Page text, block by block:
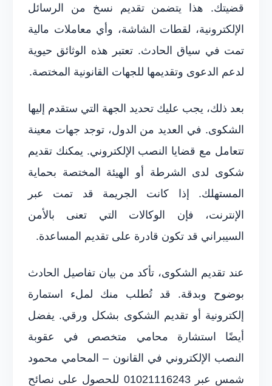
قضيتك. هذا يتضمن تقديم نسخ من الرسائل
الإلكترونية، لقطات الشاشة، وأي معاملات مالية
تمت في سياق الحادث. تعتبر هذه الوثائق حيوية
لدعم الدعوى وتقديمها للجهات القانونية المختصة.
بعد ذلك، يجب عليك تحديد الجهة التي ستقدم إليها
الشكوى. في العديد من الدول، توجد جهات معينة
تتعامل مع قضايا النصب الإلكتروني. يمكنك تقديم
شكوى لدى الشرطة أو الهيئة المختصة بحماية
المستهلك. إذا كانت الجريمة قد تمت عبر
الإنترنت، فإن الوكالات التي تعنى بالأمن
السيبراني قد تكون قادرة على تقديم المساعدة.
عند تقديم الشكوى، تأكد من بيان تفاصيل الحادث
بوضوح وبدقة. قد تُطلب منك لملء استمارة
إلكترونية أو تقديم الشكوى بشكل ورقي. يفضل
أيضًا استشارة محامي متخصص في عقوبة
النصب الإلكتروني في القانون – المحامي محمود
شمس عبر 01021116243 للحصول على نصائح